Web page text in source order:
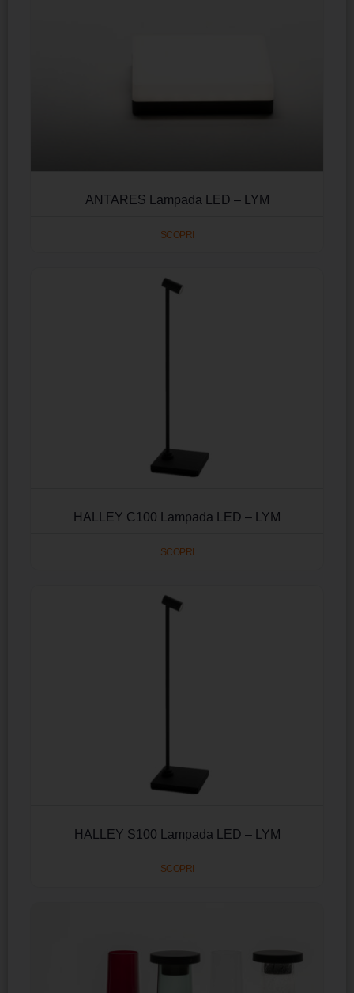
ANTARES Lampada LED – LYM
SCOPRI
HALLEY C100 Lampada LED – LYM
SCOPRI
HALLEY S100 Lampada LED – LYM
SCOPRI